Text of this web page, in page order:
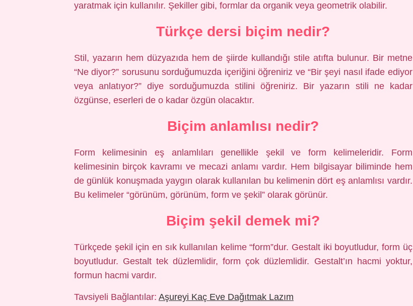
yaratmak için kullanılır. Şekiller gibi, formlar da organik veya geometrik olabilir.
Türkçe dersi biçim nedir?
Stil, yazarın hem düzyazıda hem de şiirde kullandığı stile atıfta bulunur. Bir metne
“Ne diyor?” sorusunu sorduğumuzda içeriğini öğreniriz ve “Bir şeyi nasıl ifade ediyor
veya anlatıyor?” diye sorduğumuzda stilini öğreniriz. Bir yazarın stili ne kadar
özgünse, eserleri de o kadar özgün olacaktır.
Biçim anlamlısı nedir?
Form kelimesinin eş anlamlıları genellikle şekil ve form kelimeleridir. Form
kelimesinin birçok kavramı ve mecazi anlamı vardır. Hem bilgisayar biliminde hem
de günlük konuşmada yaygın olarak kullanılan bu kelimenin dört eş anlamlısı vardır.
Bu kelimeler “görünüm, görünüm, form ve şekil” olarak görünür.
Biçim şekil demek mi?
Türkçede şekil için en sık kullanılan kelime “form”dur. Gestalt iki boyutludur, form üç
boyutludur. Gestalt tek düzlemlidir, form çok düzlemlidir. Gestalt’ın hacmi yoktur,
formun hacmi vardır.
Tavsiyeli Bağlantılar: Aşureyi Kaç Eve Dağıtmak Lazım